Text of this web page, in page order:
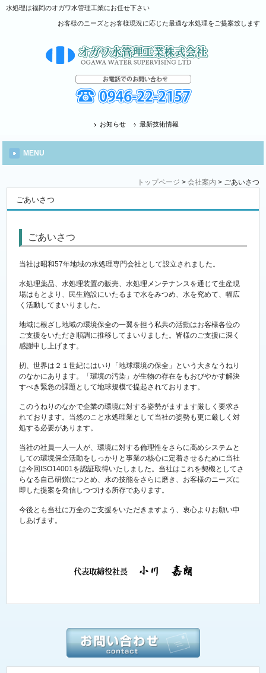
水処理は福岡のオガワ水管理工業にお任せ下さい
お客様のニーズとお客様現況に応じた最適な水処理をご提案致します
お知らせ 最新技術情報
MENU
トップページ > 会社案内 > ごあいさつ
ごあいさつ
ごあいさつ
当社は昭和57年地域の水処理専門会社として設立されました。
水処理薬品、水処理装置の販売、水処理メンテナンスを通じて生産現
場はもとより、民生施設にいたるまで水をみつめ、水を究めて、幅広
く活動してまいりました。
地域に根ざし地域の環境保全の一翼を担う私共の活動はお客様各位の
ご支援をいただき順調に推移してまいりました。皆様のご支援に深く
感謝申し上げます。
扨、世界は２１世紀にはいり「地球環境の保全」という大きなうねり
のなかにあります。「環境の汚染」が生物の存在をもおびやかす解決
すべき緊急の課題として地球規模で提起されております。
このうねりのなかで企業の環境に対する姿勢がますます厳しく要求さ
れております。当然のこと水処理業として当社の姿勢も更に厳しく対
処する必要があります。
当社の社員一人一人が、環境に対する倫理性をさらに高めシステムと
しての環境保全活動をしっかりと事業の核心に定着させるために当社
は今回ISO14001を認証取得いたしました。当社はこれを契機としてさ
らなる自己研鑚につとめ、水の技能をさらに磨き、お客様のニーズに
即した提案を発信しつづける所存であります。
今後とも当社に万全のご支援をいただきますよう、衷心よりお願い申
しあげます。